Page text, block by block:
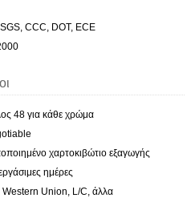
CCC, DOT, ECE
48 για κάθε χρώμα
χαρτοκιβώτιο εξαγωγής
ημέρες
Western Union, L/C, άλλα